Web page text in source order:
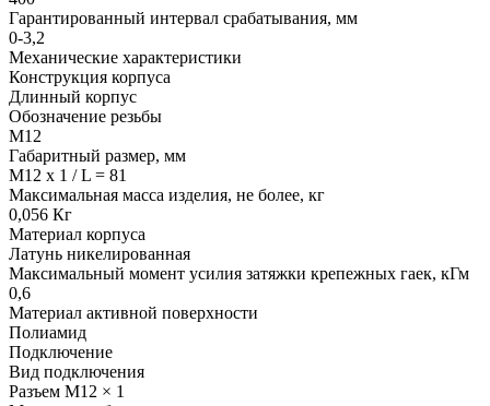
Гарантированный интервал срабатывания, мм
0-3,2
Механические характеристики
Конструкция корпуса
Длинный корпус
Обозначение резьбы
М12
Габаритный размер, мм
M12 x 1 / L = 81
Максимальная масса изделия, не более, кг
0,056 Кг
Материал корпуса
Латунь никелированная
Максимальный момент усилия затяжки крепежных гаек, кГм
0,6
Материал активной поверхности
Полиамид
Подключение
Вид подключения
Разъем M12 × 1